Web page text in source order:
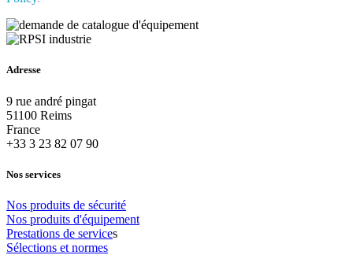
Adresse
9 rue andré pingat
51100 Reims
France
+33 3 23 82 07 90
Nos services
Nos produits de sécurité
Nos produits d'équipement
Prestations de services
Sélections et normes